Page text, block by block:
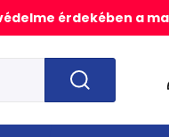
érdekében a